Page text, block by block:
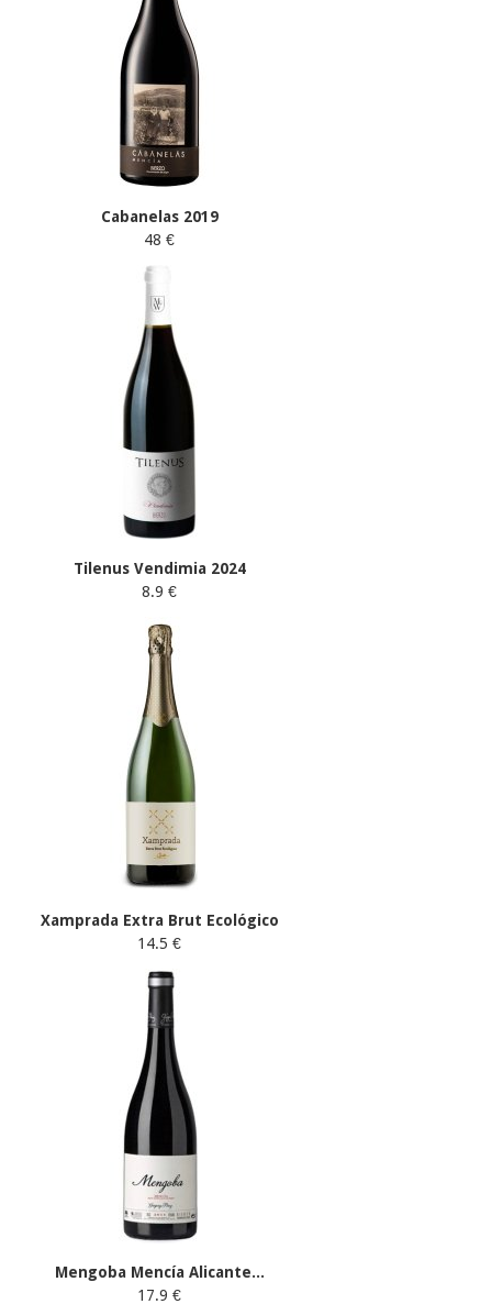
Cabanelas 2019
48 €
Tilenus Vendimia 2024
8.9 €
Xamprada Extra Brut Ecológico
14.5 €
Mengoba Mencía Alicante...
17.9 €